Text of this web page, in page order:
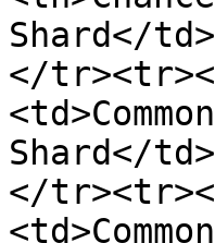
Shard</
</
Shard</
</